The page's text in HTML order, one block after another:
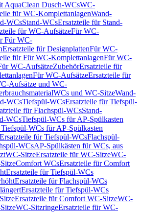
AquaClean Dusch-WCsWC-
für WC-KomplettanlagenWand-
WCsStand-WCsErsatzteile für Stand-
für WC-AufsätzeFür WC-
Für WC-
Ersatzteile für DesignplattenFür WC-
für Für WC-KomplettanlagenFür WC-
WC-AufsätzeZubehörErsatzteile für
Für WC-AufsätzeErsatzteile für
Aufsätze und WC-
WCs und WC-SitzeWand-
WCsTiefspül-WCsErsatzteile für Tiefspül-
für Flachspül-WCsStand-
WCsTiefspül-WCs für AP-Spülkasten
WCs für AP-Spülkasten
Ersatzteile für Tiefspül-WCsFlachspül-
WCsAP-Spülkästen für WCs, aus
WC-SitzeErsatzteile für WC-SitzeWC-
Comfort WCsErsatzteile für Comfort
Ersatzteile für Tiefspül-WCs
Ersatzteile für Flachspül-WCs
Ersatzteile für Tiefspül-WCs
Ersatzteile für Comfort WC-SitzeWC-
WC-SitzringeErsatzteile für WC-